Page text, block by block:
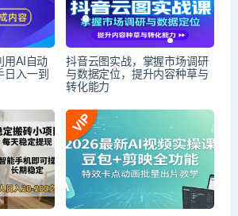
用AI自动
日入一到
抖音云图实战，掌握市场调研
与数据定位，提升内容种草与
转化能力